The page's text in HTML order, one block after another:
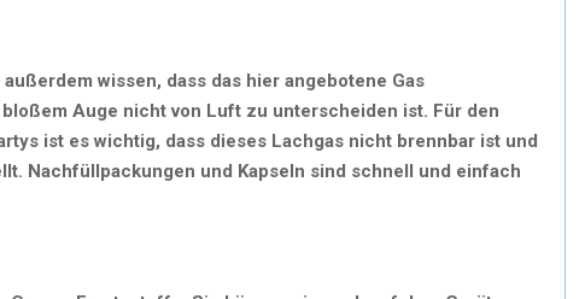
wissen, dass das hier angebotene Gas
Auge nicht von Luft zu unterscheiden ist. Für den
ist es wichtig, dass dieses Lachgas nicht brennbar ist und
Nachfüllpackungen und Kapseln sind schnell und einfach